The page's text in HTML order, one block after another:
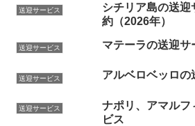
送迎サービス
シチリア島の送
約（2026年）
送迎サービス マテーラの送迎サ
送迎サービス アルベロベッロの
送迎サービス
ナポリ、アマルフ
ビス